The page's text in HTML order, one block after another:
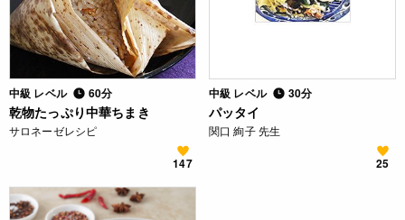
中級 レベル 60分
乾物たっぷり中華ちまき
サロネーゼレシピ
147
中級 レベル 30分
パッタイ
関口 絢子 先生
25